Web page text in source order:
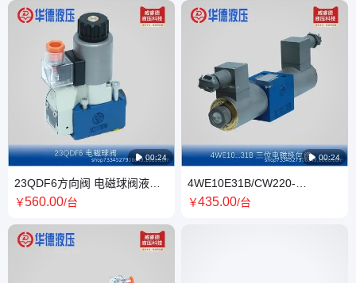
 00:24
23QDF6方向阀 电磁球阀液压
系统 原装正品 HUADE华德
￥560.00/台
 00:24
4WE10E31B/CW220-
50N9Z5L.电磁换向阀 原装正品
￥435.00/台